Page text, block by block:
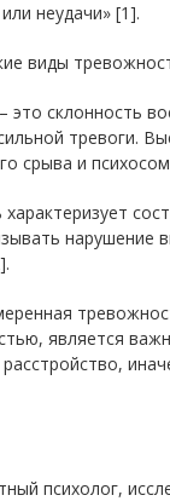
неудачи» [1].
виды
склонность
тревоги.
срыва и
нарушение
является
психолог,